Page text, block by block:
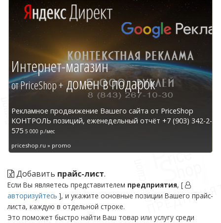
Интернет-магазин
от PriceShop +домен в подарок
Рекламное продвижение Вашего сайта от PriceShop
КОНТРОЛЬ позиций, еженедельный отчёт +7 (903) 342-2-
575 5 000 р./мес
priceshop.ru » promo
Добавить прайс-лист.
Если Вы являетесь представителем предприятия, [
авторизуйтесь ], и укажите основные позиции Вашего прайс-
листа, каждую в отдельной строке.
Это поможет быстро найти Ваш товар или услугу среди